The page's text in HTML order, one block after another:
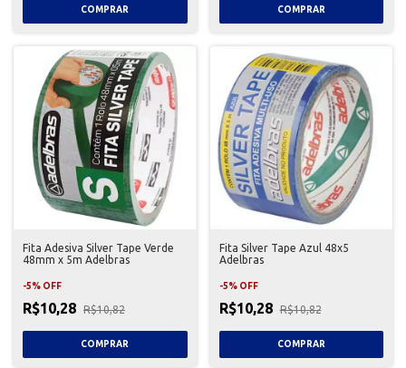
Fita Adesiva Silver Tape Verde
48mm x 5m Adelbras
-5% OFF
R$10,28 R$10,82
Fita Silver Tape Azul 48x5
Adelbras
-5% OFF
R$10,28 R$10,82